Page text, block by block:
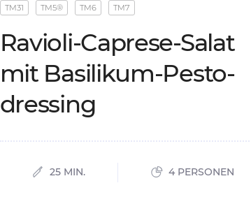
TM31 TM5® TM6 TM7
Ra­vi­o­li-Ca­pre­se-Sa­lat
mit Ba­si­li­kum-Pe­s­to­
dres­sing
25 MIN. 4 PERSONEN